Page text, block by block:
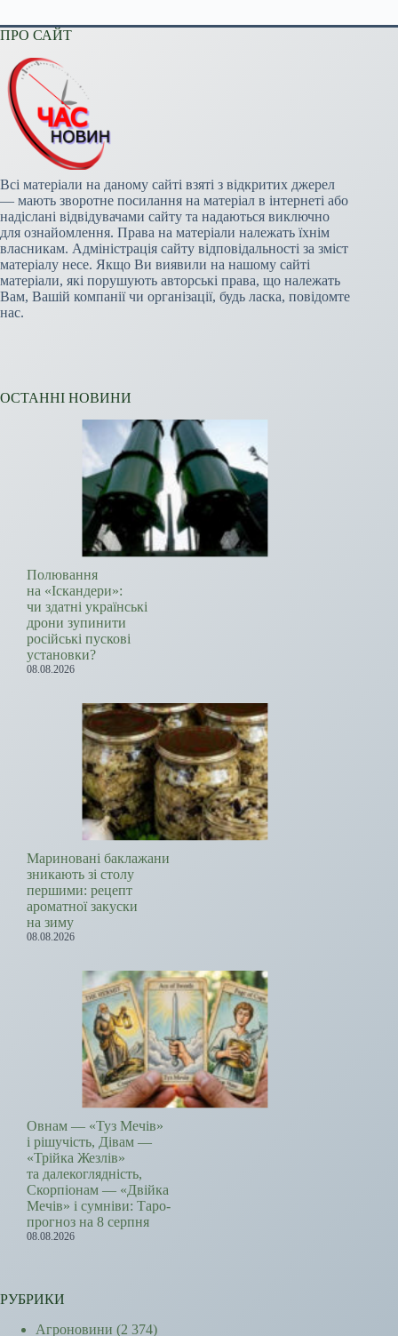
ПРО САЙТ
Всі матеріали на даному сайті взяті з відкритих джерел
— мають зворотне посилання на матеріал в інтернеті або
надіслані відвідувачами сайту та надаються виключно
для ознайомлення. Права на матеріали належать їхнім
власникам. Адміністрація сайту відповідальності за зміст
матеріалу несе. Якщо Ви виявили на нашому сайті
матеріали, які порушують авторські права, що належать
Вам, Вашій компанії чи організації, будь ласка, повідомте
нас.
ОСТАННІ НОВИНИ
Полювання
на «Іскандери»:
чи здатні українські
дрони зупинити
російські пускові
установки?
08.08.2026
Мариновані баклажани
зникають зі столу
першими: рецепт
ароматної закуски
на зиму
08.08.2026
Овнам — «Туз Мечів»
і рішучість, Дівам —
«Трійка Жезлів»
та далекоглядність,
Скорпіонам — «Двійка
Мечів» і сумніви: Таро-
прогноз на 8 серпня
08.08.2026
РУБРИКИ
Агроновини (2 374)